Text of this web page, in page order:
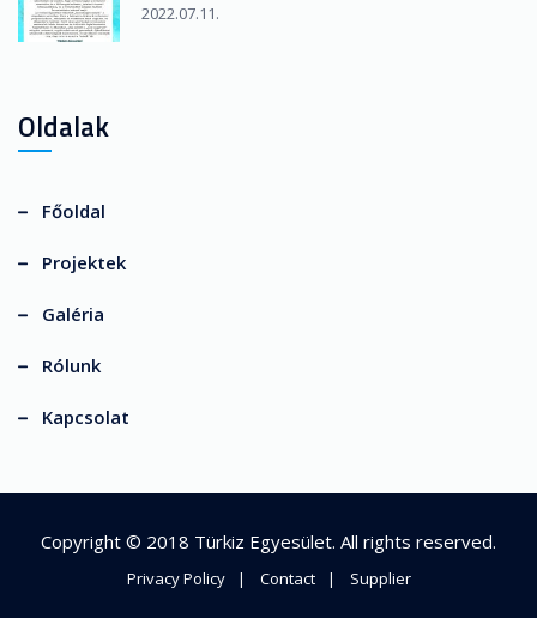
2022.07.11.
Oldalak
Főoldal
Projektek
Galéria
Rólunk
Kapcsolat
Copyright © 2018 Türkiz Egyesület. All rights reserved.
Privacy Policy Contact Supplier